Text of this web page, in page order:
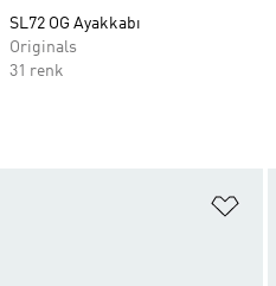
SL72 OG Ayakkabı
Originals
31 renk